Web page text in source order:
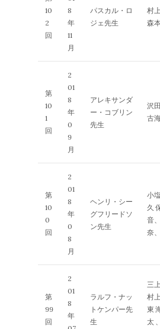
10
2
回
8
年
11
月
パスカル・ロ
ジェ先生
村
森
第
10
1
回
2
01
8
年
0
9
月
アレキサンダ
ー・コブリン
先生
沢
古
第
10
0
回
2
01
8
年
0
8
月
ヘンリ・シー
グフリードソ
ン先生
小
久
音
奈
第
99
回
2
01
8
年
ラルフ・ナッ
トケンパー先
生
三
村
東
太